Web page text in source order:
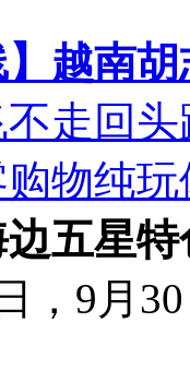
】越南
走回
物纯
五星特
，9月